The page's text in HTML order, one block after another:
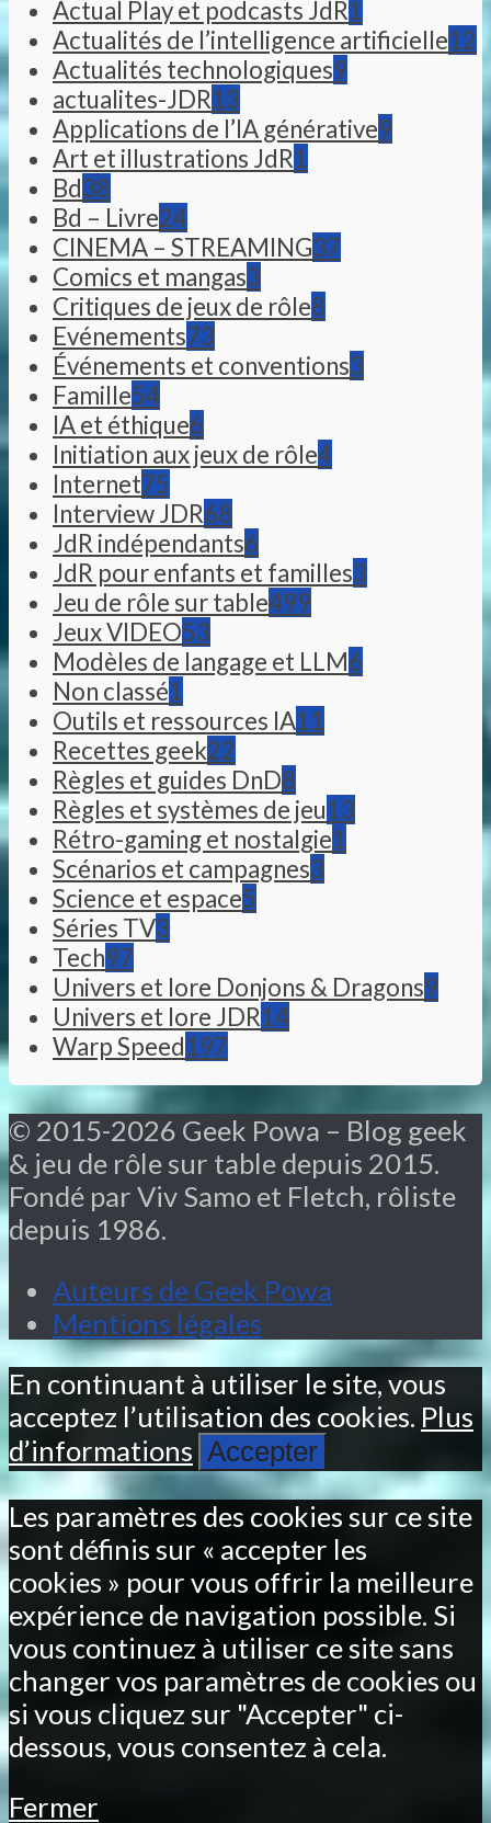
Actual Play et podcasts JdR1
Actualités de l’intelligence artificielle12
Actualités technologiques9
actualites-JDR13
Applications de l’IA générative9
Art et illustrations JdR1
Bd38
Bd – Livre24
CINEMA – STREAMING37
Comics et mangas3
Critiques de jeux de rôle8
Evénements73
Événements et conventions3
Famille54
IA et éthique6
Initiation aux jeux de rôle4
Internet75
Interview JDR68
JdR indépendants6
JdR pour enfants et familles3
Jeu de rôle sur table499
Jeux VIDEO53
Modèles de langage et LLM6
Non classé1
Outils et ressources IA11
Recettes geek22
Règles et guides DnD8
Règles et systèmes de jeu13
Rétro-gaming et nostalgie1
Scénarios et campagnes3
Science et espace5
Séries TV3
Tech97
Univers et lore Donjons & Dragons9
Univers et lore JDR14
Warp Speed197
© 2015-2026 Geek Powa – Blog geek
& jeu de rôle sur table depuis 2015.
Fondé par Viv Samo et Fletch, rôliste
depuis 1986.
Auteurs de Geek Powa
Mentions légales
En continuant à utiliser le site, vous
acceptez l’utilisation des cookies. Plus
d’informations Accepter
Les paramètres des cookies sur ce site
sont définis sur « accepter les
cookies » pour vous offrir la meilleure
expérience de navigation possible. Si
vous continuez à utiliser ce site sans
changer vos paramètres de cookies ou
si vous cliquez sur "Accepter" ci-
dessous, vous consentez à cela.
Fermer